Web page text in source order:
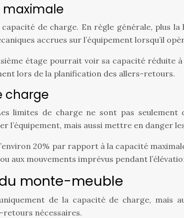
maximale
de charge. En règle générale, plus
accrues sur l’équipement lorsqu’il
étage pourrait voir sa capacité réduite
lors de la planification des allers-retours.
charge
limites de charge ne sont pas seulement
l’équipement, mais aussi mettre en danger
20% par rapport à la capacité
aux mouvements imprévus pendant
monte-meuble
de la capacité de charge,
nécessaires.